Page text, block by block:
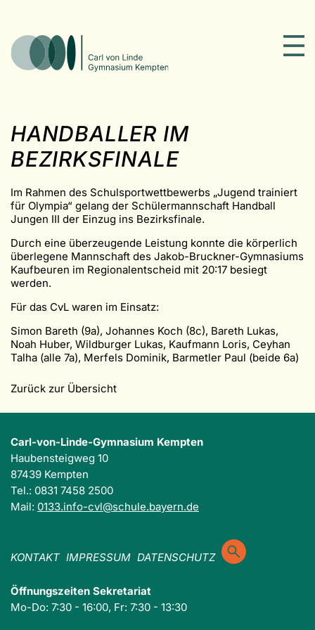
HANDBALLER IM
BEZIRKSFINALE
Im Rahmen des Schulsportwettbewerbs „Jugend trainiert
für Olympia“ gelang der Schülermannschaft Handball
Jungen III der Einzug ins Bezirksfinale.
Durch eine überzeugende Leistung konnte die körperlich
überlegene Mannschaft des Jakob-Bruckner-Gymnasiums
Kaufbeuren im Regionalentscheid mit 20:17 besiegt
werden.
Für das CvL waren im Einsatz:
Simon Bareth (9a), Johannes Koch (8c), Bareth Lukas,
Noah Huber, Wildburger Lukas, Kaufmann Loris, Ceyhan
Talha (alle 7a), Merfels Dominik, Barmetler Paul (beide 6a)
Zurück zur Übersicht
Carl-von-Linde-Gymnasium Kempten
Haubensteigweg 10
87439 Kempten
Tel.: 0831 7458 2500
Mail: 0133.info-cvl@schule.bayern.de
KONTAKT IMPRESSUM DATENSCHUTZ
Öffnungszeiten Sekretariat
Mo-Do: 7:30 - 16:00, Fr: 7:30 - 13:30